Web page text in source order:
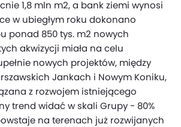
1,8 mln m2, a bank ziemi wynosi
w ubiegłym roku dokonano
ponad 850 tys. m2 nowych
akwizycji miała na celu
nowych projektów, między
Jankach i Nowym Koniku,
z rozwojem istniejącego
trend widać w skali Grupy - 80%
na terenach już rozwijanych